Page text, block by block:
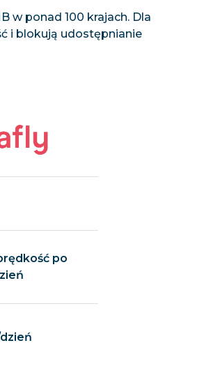
w ponad 100 krajach. Dla
i blokują udostępnianie
po